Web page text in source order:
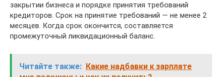
закрытии бизнеса и порядке принятия требований
кредиторов. Срок на принятие требований — не менее 2
месяцев. Когда срок окончится, составляется
промежуточный ликвидационный баланс.
Читайте также: Какие надбавки к зарплате